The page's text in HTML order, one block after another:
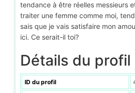
tendance à être réelles messieurs
traiter une femme comme moi,
sais que je vais satisfaire mon
ici. Ce serait-il toi?
Détails du profil
ID du profil